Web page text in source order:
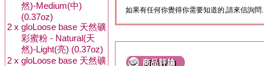
然)-Medium(中)
(0.37oz)
2 x gloLoose base 天然礦
彩蜜粉 - Natural(天
然)-Light(亮) (0.37oz)
2 x gloLoose base 天然礦
如果有任何你覺得你需要知道的,請來信詢問.